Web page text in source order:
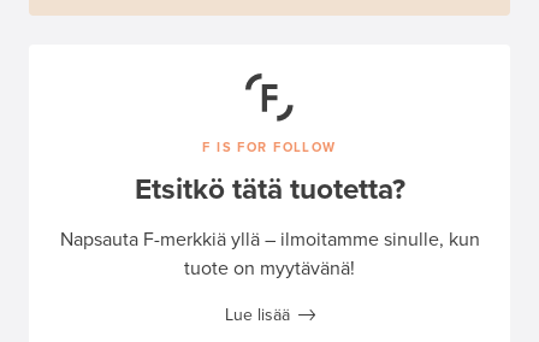
F IS FOR FOLLOW
Etsitkö tätä tuotetta?
Napsauta F-merkkiä yllä – ilmoitamme sinulle, kun
tuote on myytävänä!
Lue lisää